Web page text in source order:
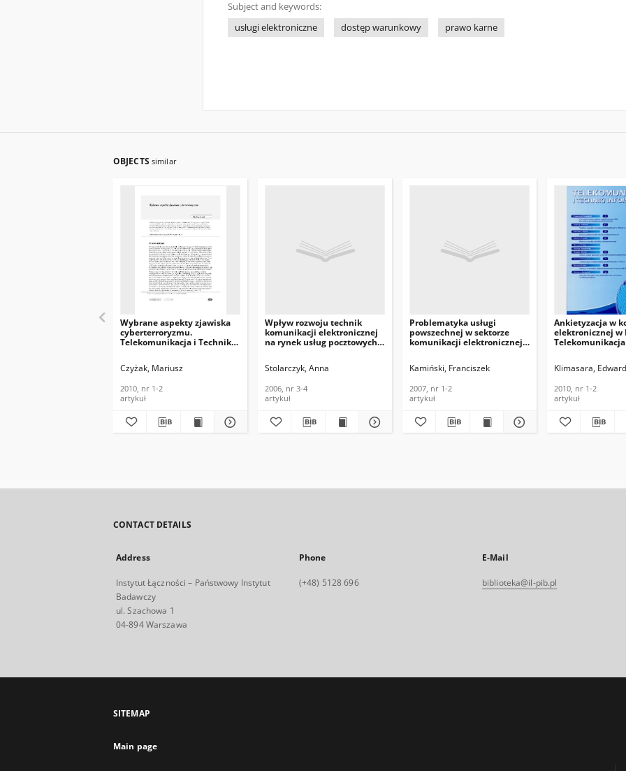
Subject and keywords:
usługi elektroniczne
dostęp warunkowy prawo karne
OBJECTS similar
Wybrane aspekty zjawiska
cyberterroryzmu.
Telekomunikacja i Techniki
Czyżak, Mariusz
2010, nr 1-2
artykuł
Wpływ rozwoju technik
komunikacji elektronicznej
na rynek usług pocztowych
informacyjnego.
Informacyjne, 2006, nr 3-4
Stolarczyk, Anna
2006, nr 3-4
artykuł
Problematyka usługi
powszechnej w sektorze
komunikacji elektronicznej
Informacyjne, 2007, nr 1-2
Kamiński, Franciszek
2007, nr 1-2
artykuł
Ankietyzacja w
elektronicznej w
Klimasara, Edward
2010, nr 1-2
artykuł
CONTACT DETAILS
Address
Instytut Łączności – Państwowy Instytut
Badawczy
ul. Szachowa 1
04-894 Warszawa
Phone
(+48) 5128 696
E-Mail
biblioteka@il-pib.pl
SITEMAP
Main page